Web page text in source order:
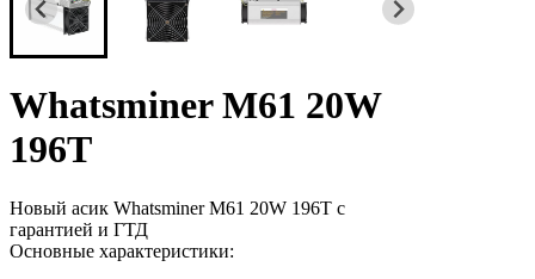
Whatsminer M61 20W
196T
Новый асик Whatsminer M61 20W 196T с
гарантией и ГТД
Основные характеристики: